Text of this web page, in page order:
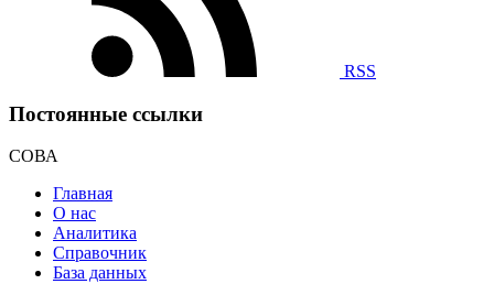
RSS
Постоянные ссылки
СОВА
Главная
О нас
Аналитика
Справочник
База данных